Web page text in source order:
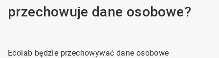
przechowuje dane osobowe?
Ecolab będzie przechowywać dane osobowe